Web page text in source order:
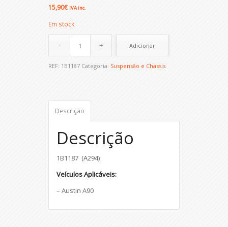
15,90€ IVA inc.
Em stock
Adicionar
REF: 1B1187 Categoria: Suspensão e Chassis
Descrição
Descrição
1B1187 (A294)
Veículos Aplicáveis:
– Austin A90